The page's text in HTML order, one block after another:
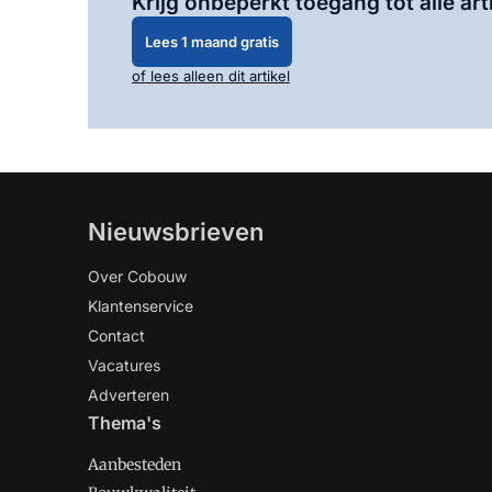
Lees 1 maand gratis
of lees alleen dit artikel
Nieuwsbrieven
Over Cobouw
Klantenservice
Contact
Vacatures
Adverteren
Thema's
Aanbesteden